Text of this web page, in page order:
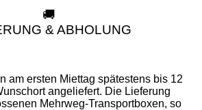
🚚
& ABHOLUNG
am ersten Miettag spätestens bis 12
angeliefert. Die Lieferung
Mehrweg-Transportboxen, so